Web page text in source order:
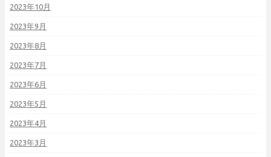
2023年10月
2023年9月
2023年8月
2023年7月
2023年6月
2023年5月
2023年4月
2023年3月